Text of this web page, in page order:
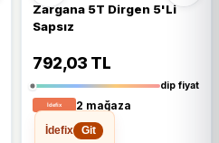
Zargana 5T Dirgen 5'Li
Sapsız
792,03 TL
dip fiyat
2 mağaza
İdefix
Git